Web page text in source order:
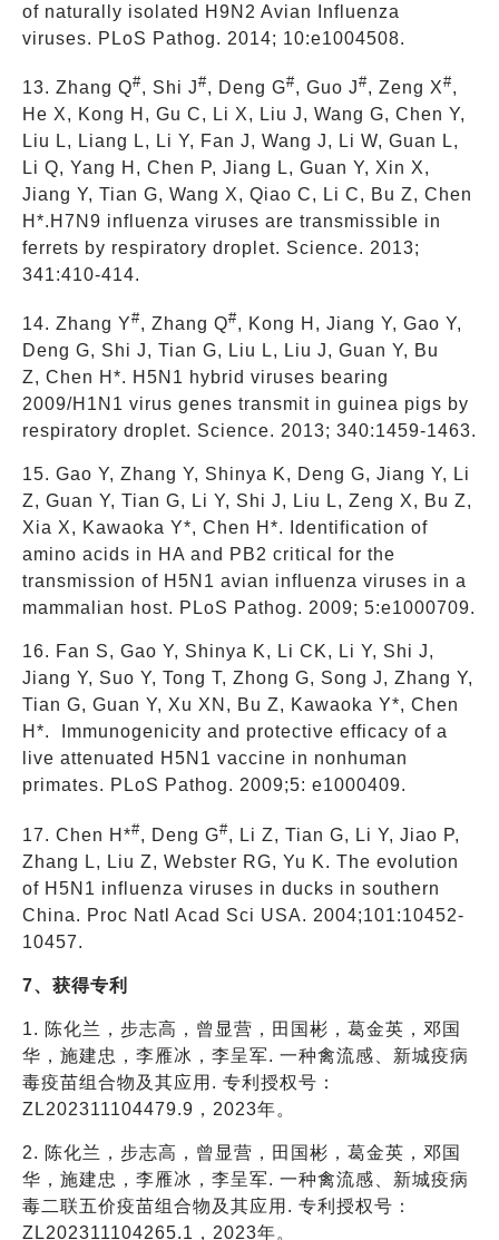
of naturally isolated H9N2 Avian Influenza
viruses. PLoS Pathog. 2014; 10:e1004508.
13. Zhang Q#, Shi J#, Deng G#, Guo J#, Zeng X#,
He X, Kong H, Gu C, Li X, Liu J, Wang G, Chen Y,
Liu L, Liang L, Li Y, Fan J, Wang J, Li W, Guan L,
Li Q, Yang H, Chen P, Jiang L, Guan Y, Xin X,
Jiang Y, Tian G, Wang X, Qiao C, Li C, Bu Z, Chen
H*.H7N9 influenza viruses are transmissible in
ferrets by respiratory droplet. Science. 2013;
341:410-414.
14. Zhang Y#, Zhang Q#, Kong H, Jiang Y, Gao Y,
Deng G, Shi J, Tian G, Liu L, Liu J, Guan Y, Bu
Z, Chen H*. H5N1 hybrid viruses bearing
2009/H1N1 virus genes transmit in guinea pigs by
respiratory droplet. Science. 2013; 340:1459-1463.
15. Gao Y, Zhang Y, Shinya K, Deng G, Jiang Y, Li
Z, Guan Y, Tian G, Li Y, Shi J, Liu L, Zeng X, Bu Z,
Xia X, Kawaoka Y*, Chen H*. Identification of
amino acids in HA and PB2 critical for the
transmission of H5N1 avian influenza viruses in a
mammalian host. PLoS Pathog. 2009; 5:e1000709.
16. Fan S, Gao Y, Shinya K, Li CK, Li Y, Shi J,
Jiang Y, Suo Y, Tong T, Zhong G, Song J, Zhang Y,
Tian G, Guan Y, Xu XN, Bu Z, Kawaoka Y*, Chen
H*. Immunogenicity and protective efficacy of a
live attenuated H5N1 vaccine in nonhuman
primates. PLoS Pathog. 2009;5: e1000409.
17. Chen H*#, Deng G#, Li Z, Tian G, Li Y, Jiao P,
Zhang L, Liu Z, Webster RG, Yu K. The evolution
of H5N1 influenza viruses in ducks in southern
China. Proc Natl Acad Sci USA. 2004;101:10452-
10457.
7、获得专利
1. 陈化兰，步志高，曾显营，田国彬，葛金英，邓国
华，施建忠，李雁冰，李呈军. 一种禽流感、新城疫病
毒疫苗组合物及其应用. 专利授权号：
ZL202311104479.9，2023年。
2. 陈化兰，步志高，曾显营，田国彬，葛金英，邓国
华，施建忠，李雁冰，李呈军. 一种禽流感、新城疫病
毒二联五价疫苗组合物及其应用. 专利授权号：
ZL202311104265.1，2023年。